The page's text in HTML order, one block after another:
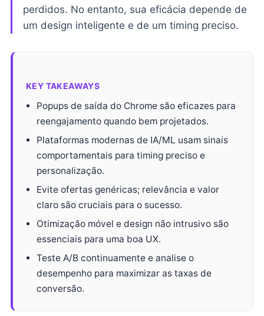
perdidos. No entanto, sua eficácia depende de
um design inteligente e de um timing preciso.
KEY TAKEAWAYS
Popups de saída do Chrome são eficazes para
reengajamento quando bem projetados.
Plataformas modernas de IA/ML usam sinais
comportamentais para timing preciso e
personalização.
Evite ofertas genéricas; relevância e valor
claro são cruciais para o sucesso.
Otimização móvel e design não intrusivo são
essenciais para uma boa UX.
Teste A/B continuamente e analise o
desempenho para maximizar as taxas de
conversão.